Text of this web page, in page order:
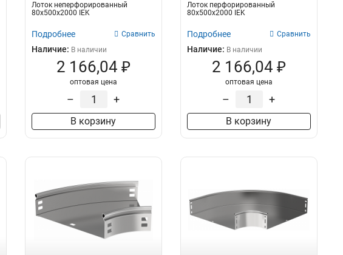
Лоток неперфорированный
80х500х2000 IEK
Подробнее Сравнить
Наличие: В наличии
2 166,04 ₽
оптовая цена
– +
В корзину
Лоток перфорированный
80х500х2000 IEK
Подробнее Сравнить
Наличие: В наличии
2 166,04 ₽
оптовая цена
– +
В корзину